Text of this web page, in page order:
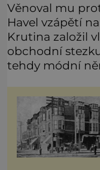
Věnoval mu
Havel vzápětí
Krutina založil
obchodní
tehdy módní